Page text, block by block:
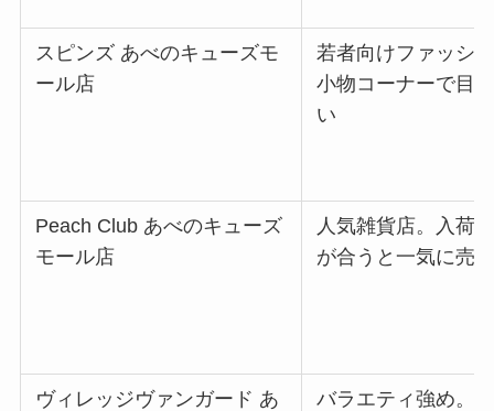
スピンズ あべのキューズモ
ール店
若者向けファッシ
小物コーナーで目
い
Peach Club あべのキューズ
モール店
人気雑貨店。入荷
が合うと一気に売
ヴィレッジヴァンガード あ
バラエティ強め。